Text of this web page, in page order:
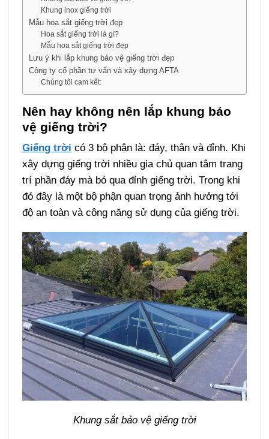
Khung inox giếng trời
Mẫu hoa sắt giếng trời đẹp
Hoa sắt giếng trời là gì?
Mẫu hoa sắt giếng trời đẹp
Lưu ý khi lắp khung bảo vệ giếng trời đẹp
Công ty cổ phần tư vấn và xây dựng AFTA
Chúng tôi cam kết:
Nên hay không nên lắp khung bảo
vệ giếng trời?
Giếng trời có 3 bộ phận là: đáy, thân và đỉnh. Khi
xây dựng giếng trời nhiều gia chủ quan tâm trang
trí phần đáy mà bỏ qua đỉnh giếng trời. Trong khi
đó đây là một bộ phận quan trọng ảnh hưởng tới
độ an toàn và công năng sử dụng của giếng trời.
Khung sắt bảo vệ giếng trời